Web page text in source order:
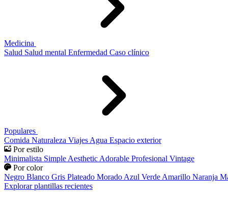
Medicina
Salud Salud mental Enfermedad Caso clínico
Populares
Comida Naturaleza Viajes Agua Espacio exterior
Por estilo
Minimalista Simple Aesthetic Adorable Profesional Vintage
Por color
Negro Blanco Gris Plateado Morado Azul Verde Amarillo Naranja
Explorar plantillas recientes